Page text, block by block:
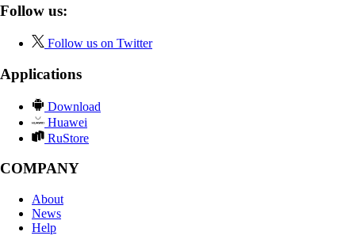
Follow us:
Follow us on Twitter
Applications
Download
Huawei
RuStore
COMPANY
About
News
Help